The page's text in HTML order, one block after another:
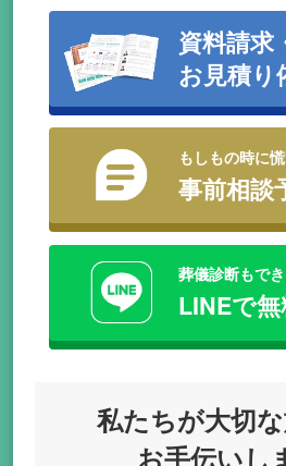
資料請求
お見積り
もしもの時に
事前相談
葬儀診断もでき
LINEで
私たちが大切
お手伝いし